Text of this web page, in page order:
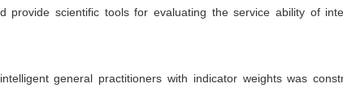
scientific tools for evaluating the service ability of
general practitioners with indicator weights was